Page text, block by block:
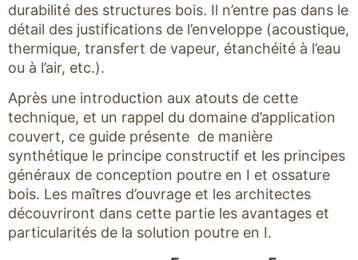
durabilité des structures bois. Il n’entre pas dans le
détail des justifications de l’enveloppe (acoustique,
thermique, transfert de vapeur, étanchéité à l’eau
ou à l’air, etc.).
Après une introduction aux atouts de cette
technique, et un rappel du domaine d’application
couvert, ce guide présente de manière
synthétique le principe constructif et les principes
généraux de conception poutre en I et ossature
bois. Les maîtres d’ouvrage et les architectes
découvriront dans cette partie les avantages et
particularités de la solution poutre en I.